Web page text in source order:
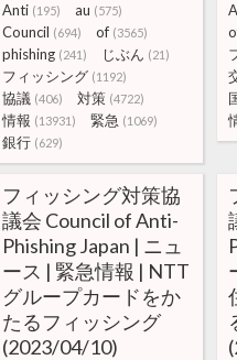
Anti (195) au (575)
Council (694) of (3565)
phishing (241) じぶん (21)
フィッシング (1192)
協議 (406) 対策 (4722)
情報 (13931) 緊急 (1069)
銀行 (629)
フィッシング対策協
議会 Council of Anti-
Phishing Japan | ニュ
ース | 緊急情報 | NTT
グループカードをか
たるフィッシング
(2023/04/10)